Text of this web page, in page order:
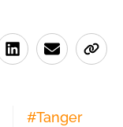
#Tanger